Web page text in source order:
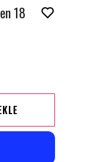
18